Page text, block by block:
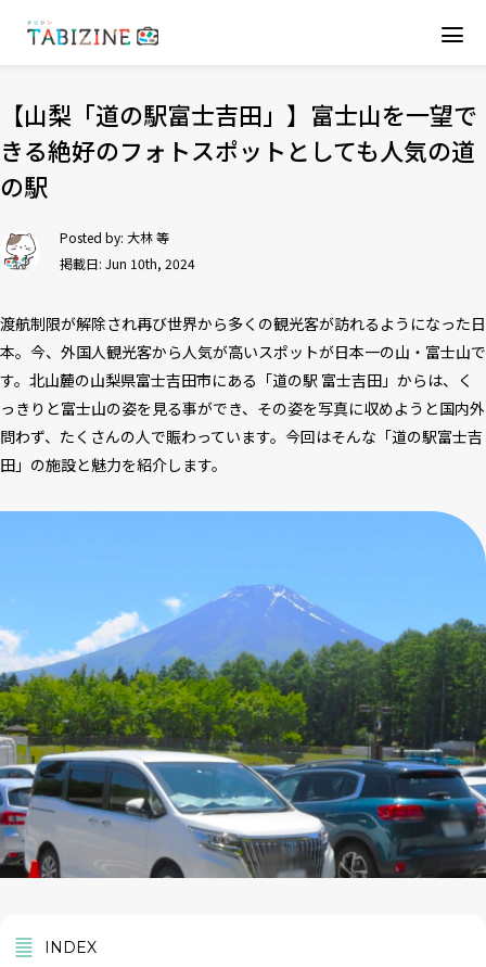
【山梨「道の駅富士吉田」】富士山を一望で
きる絶好のフォトスポットとしても人気の道
の駅
Posted by: 大林 等
掲載日: Jun 10th, 2024
渡航制限が解除され再び世界から多くの観光客が訪れるようになった日
本。今、外国人観光客から人気が高いスポットが日本一の山・富士山で
す。北山麓の山梨県富士吉田市にある「道の駅 富士吉田」からは、く
っきりと富士山の姿を見る事ができ、その姿を写真に収めようと国内外
問わず、たくさんの人で賑わっています。今回はそんな「道の駅富士吉
田」の施設と魅力を紹介します。
INDEX